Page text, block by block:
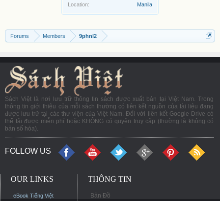
Location:
Manila
Forums Members 9phnl2
Sách Việt là nơi lưu trữ thông tin sách được xuất bản tại Việt Nam. Trong
thông tin giới thiệu của mỗi sách thường có liên kết nguồn của tài liệu đang
được lưu trữ tại các thư viện của Việt Nam. Đối với liên kết Google Drive có
thể tải được miễn phí hoặc KHÔNG có quyền truy cập (thường là không có
bản số hóa).
FOLLOW US
OUR LINKS
eBook Tiếng Việt
THÔNG TIN
Bản Đồ